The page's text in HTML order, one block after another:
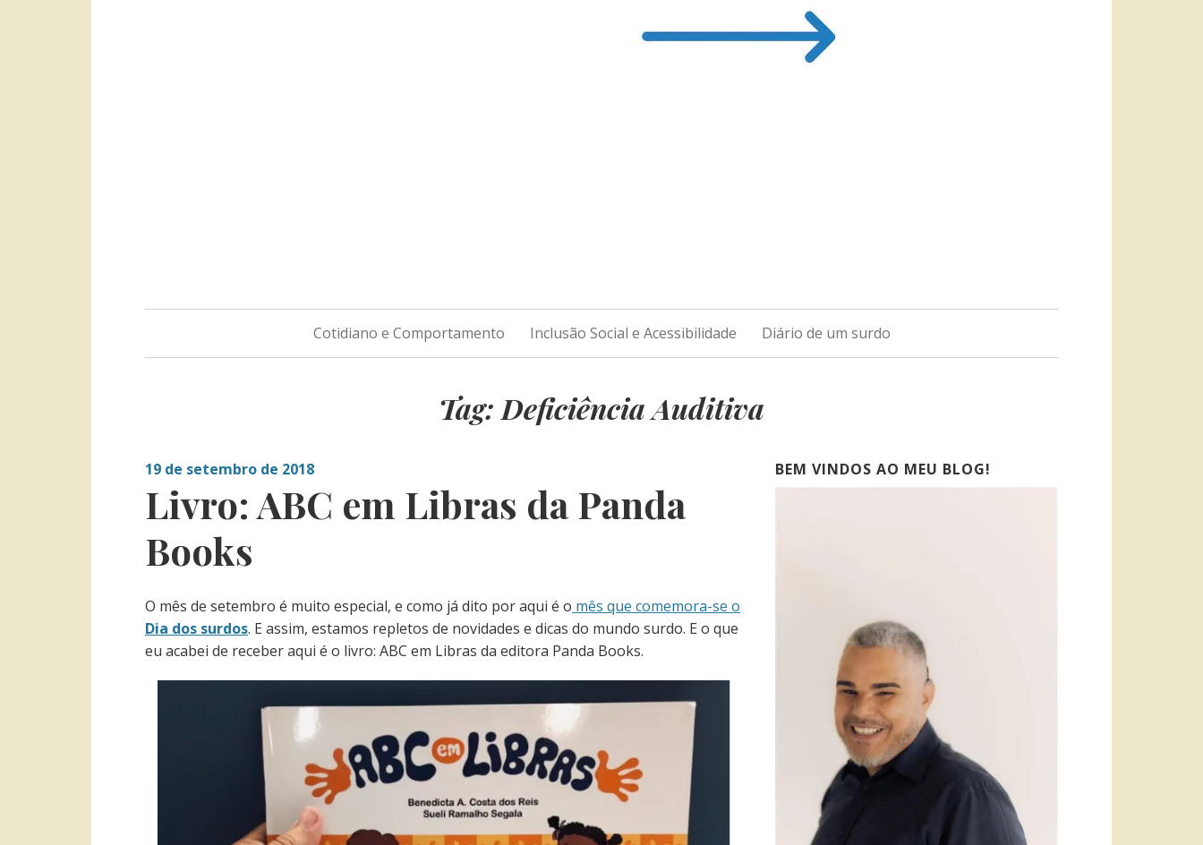
Cotidiano e Comportamento Inclusão Social e Acessibilidade Diário de um surdo
Tag: Deficiência Auditiva
19 de setembro de 2018
Livro: ABC em Libras da Panda
Books
O mês de setembro é muito especial, e como já dito por aqui é o mês que comemora-se o
Dia dos surdos. E assim, estamos repletos de novidades e dicas do mundo surdo. E o que
eu acabei de receber aqui é o livro: ABC em Libras da editora Panda Books.
BEM VINDOS AO MEU BLOG!